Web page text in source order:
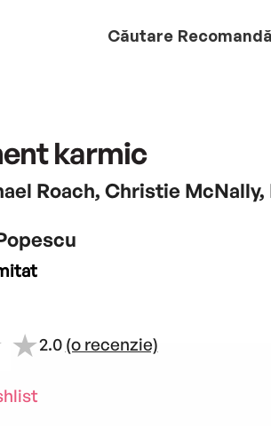
Căutare
karmic
Roach, Christie McNally,
2.0 (o recenzie)